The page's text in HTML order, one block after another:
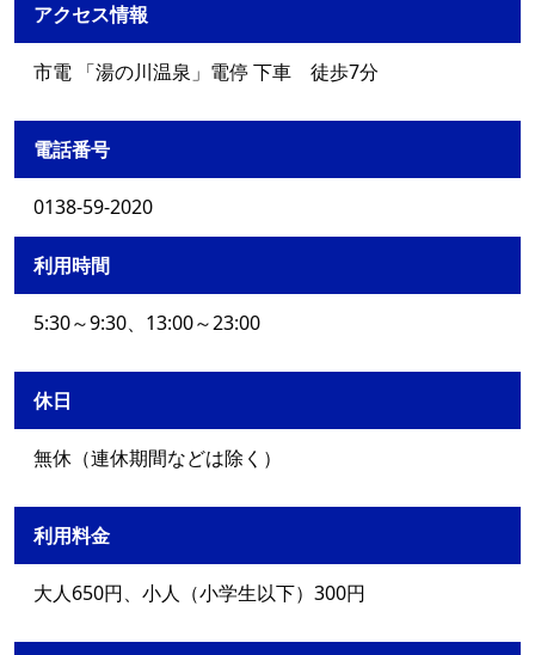
アクセス情報
市電 「湯の川温泉」電停 下車 徒歩7分
電話番号
0138-59-2020
利用時間
5:30～9:30、13:00～23:00
休日
無休（連休期間などは除く）
利用料金
大人650円、小人（小学生以下）300円